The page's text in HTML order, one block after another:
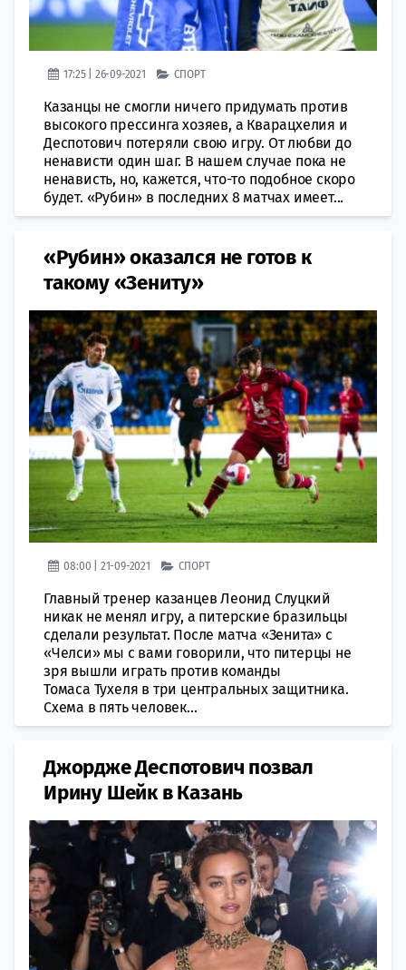
17:25 | 26-09-2021 СПОРТ
Казанцы не смогли ничего придумать против
высокого прессинга хозяев, а Кварацхелия и
Деспотович потеряли свою игру. От любви до
ненависти один шаг. В нашем случае пока не
ненависть, но, кажется, что-то подобное скоро
будет. «Рубин» в последних 8 матчах имеет...
«Рубин» оказался не готов к
такому «Зениту»
08:00 | 21-09-2021 СПОРТ
Главный тренер казанцев Леонид Слуцкий
никак не менял игру, а питерские бразильцы
сделали результат. После матча «Зенита» с
«Челси» мы с вами говорили, что питерцы не
зря вышли играть против команды
Томаса Тухеля в три центральных защитника.
Схема в пять человек...
Джордже Деспотович позвал
Ирину Шейк в Казань